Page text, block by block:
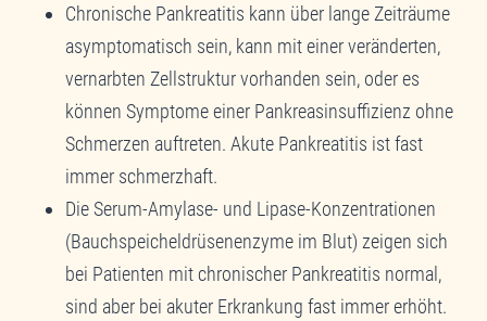
Chronische Pankreatitis kann über lange Zeiträume
asymptomatisch sein, kann mit einer veränderten,
vernarbten Zellstruktur vorhanden sein, oder es
können Symptome einer Pankreasinsuffizienz ohne
Schmerzen auftreten. Akute Pankreatitis ist fast
immer schmerzhaft.
Die Serum-Amylase- und Lipase-Konzentrationen
(Bauchspeicheldrüsenenzyme im Blut) zeigen sich
bei Patienten mit chronischer Pankreatitis normal,
sind aber bei akuter Erkrankung fast immer erhöht.